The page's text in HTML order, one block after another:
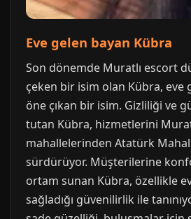
Eve gelen bayan Kübra
Son dönemde Muratlı escort
çeken bir isim olan Kübra, eve
öne çıkan bir isim. Gizliliği ve
tutan Kübra, hizmetlerini
mahallelerinden Atatürk
sürdürüyor. Müşterilerine
ortam sunan Kübra, özellikle
sağladığı güvenilirlik ile